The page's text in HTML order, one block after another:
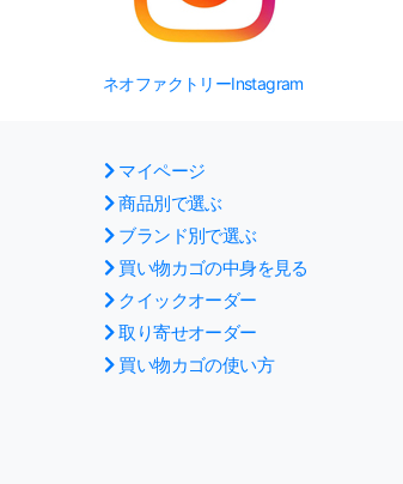
ネオファクトリーInstagram
マイページ
商品別で選ぶ
ブランド別で選ぶ
買い物カゴの中身を見る
クイックオーダー
取り寄せオーダー
買い物カゴの使い方